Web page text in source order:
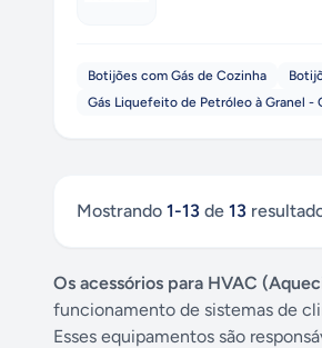
Botijões com Gás de Cozinha
Gás Liquefeito de Petróleo à Granel -
Mostrando 1-13 de 13
Os acessórios para HVAC
funcionamento de sistemas de
Esses equipamentos são